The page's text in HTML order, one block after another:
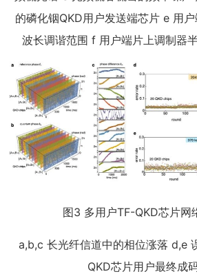
的磷化铟QKD用户发送端芯片 e 用
波长调谐范围 f 用户端片上调制器
图3 多用户TF-QKD芯片网
a,b,c 长光纤信道中的相位涨落 d,e
QKD芯片用户最终成